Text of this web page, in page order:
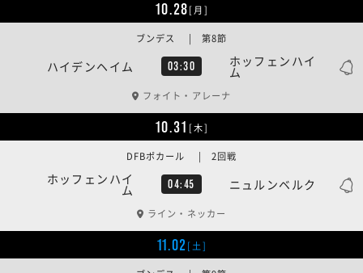
10.28[月]
ハイデンヘイム 03:30 ホッフェンハイ
ム
ブンデス | 第8節
フォイト・アレーナ
10.31 [木]
ホッフェンハイ
ム 04:45 ニュルンベルク
DFBポカール | 2回戦
ライン・ネッカー
11.02[土]